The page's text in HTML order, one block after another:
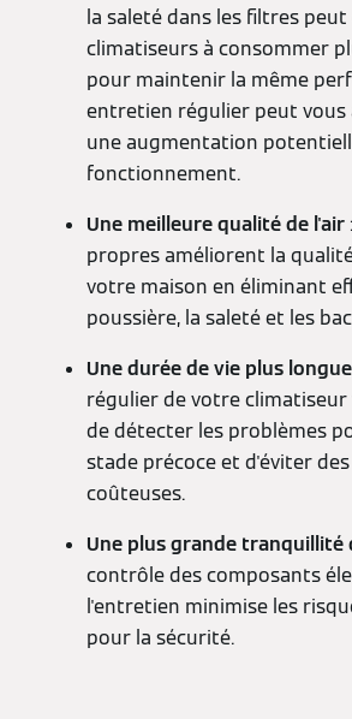
la saleté dans les filtres
climatiseurs à consommer
pour maintenir la même
entretien régulier peut vous
une augmentation
fonctionnement.
Une meilleure qualité de l'air
propres améliorent la
votre maison en éliminant
poussière, la saleté et les
Une durée de vie plus longue
régulier de votre
de détecter les problèmes
stade précoce et d'éviter
coûteuses.
Une plus grande tranquillité
contrôle des composants
l'entretien minimise les
pour la sécurité.